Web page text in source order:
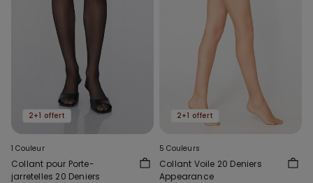
2+1 offert
1 Couleur
Collant pour Porte-
jarretelles 20 Deniers
2+1 offert
5 Couleurs
Collant Voile 20 Deniers
Appearance